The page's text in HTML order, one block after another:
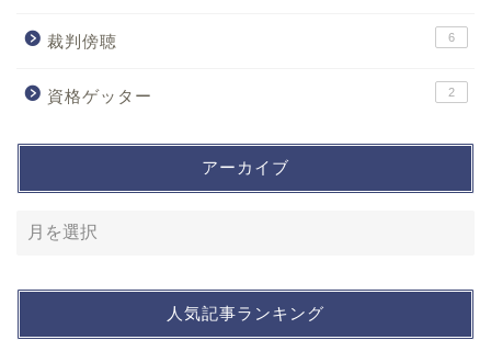
裁判傍聴 6
資格ゲッター 2
アーカイブ
人気記事ランキング